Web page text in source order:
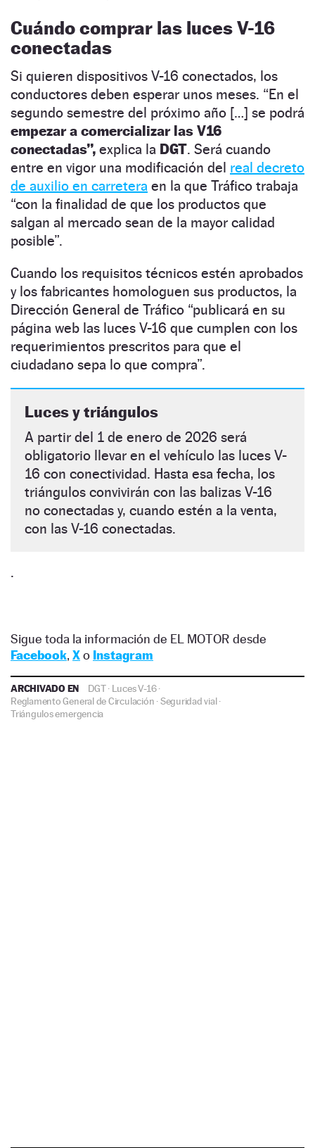
Cuándo comprar las luces V-16
conectadas
Si quieren dispositivos V-16 conectados, los
conductores deben esperar unos meses. “En el
segundo semestre del próximo año […] se podrá
empezar a comercializar las V16
conectadas”, explica la DGT. Será cuando
entre en vigor una modificación del real decreto
de auxilio en carretera en la que Tráfico trabaja
“con la finalidad de que los productos que
salgan al mercado sean de la mayor calidad
posible”.
Cuando los requisitos técnicos estén aprobados
y los fabricantes homologuen sus productos, la
Dirección General de Tráfico “publicará en su
página web las luces V-16 que cumplen con los
requerimientos prescritos para que el
ciudadano sepa lo que compra”.
Luces y triángulos
A partir del 1 de enero de 2026 será
obligatorio llevar en el vehículo las luces V-
16 con conectividad. Hasta esa fecha, los
triángulos convivirán con las balizas V-16
no conectadas y, cuando estén a la venta,
con las V-16 conectadas.
.
Sigue toda la información de EL MOTOR desde
Facebook, Xo Instagram
ARCHIVADO EN DGT· Luces V-16·
Reglamento General de Circulación ·Seguridad vial·
Triángulos emergencia